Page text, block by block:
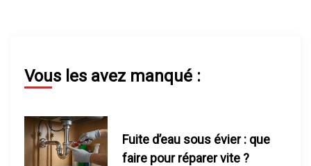
a
i
Vous les avez manqué :
Fuite d’eau sous évier : que
faire pour réparer vite ?